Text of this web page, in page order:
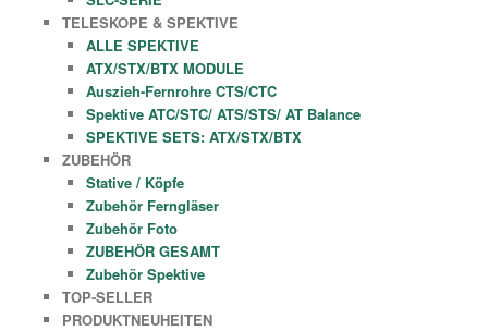
TELESKOPE & SPEKTIVE
ALLE SPEKTIVE
ATX/STX/BTX MODULE
Auszieh-Fernrohre CTS/CTC
Spektive ATC/STC/ ATS/STS/ AT Balance
SPEKTIVE SETS: ATX/STX/BTX
ZUBEHÖR
Stative / Köpfe
Zubehör Ferngläser
Zubehör Foto
ZUBEHÖR GESAMT
Zubehör Spektive
TOP-SELLER
PRODUKTNEUHEITEN